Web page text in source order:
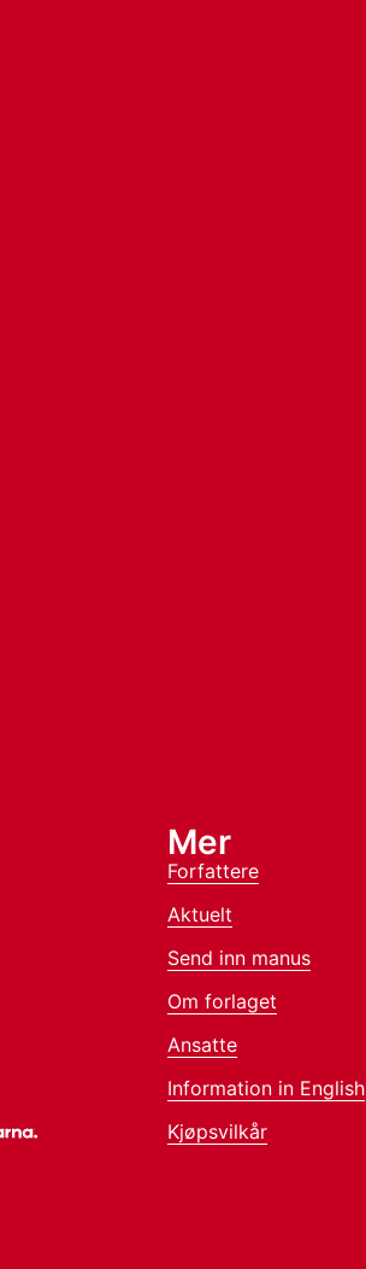
Mer
Forfattere
Aktuelt
Send inn manus
Om forlaget
Ansatte
Information in English
Kjøpsvilkår